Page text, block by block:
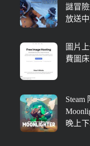
謎冒
放送中
圖片
費圖
Steam
晚上